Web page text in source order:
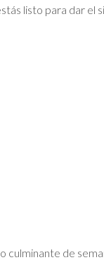
listo para dar el
de